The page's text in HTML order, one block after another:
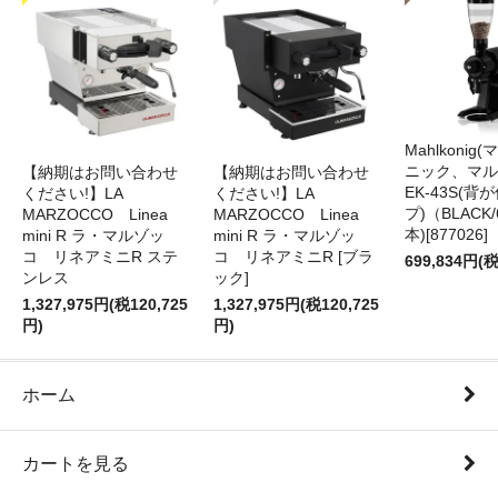
【納期はお問い合わせ
ください!】LA
MARZOCCO Linea
mini R ラ・マルゾッ
コ リネアミニR ステ
ンレス
1,327,975円(税120,725
円)
【納期はお問い合わせ
ください!】LA
MARZOCCO Linea
mini R ラ・マルゾッ
コ リネアミニR [ブラ
ック]
1,327,975円(税120,725
円)
Mahlkonig(
ニック、マ
EK-43S(背
プ)（
本)[877026]
699,834円(
ホーム
カートを見る